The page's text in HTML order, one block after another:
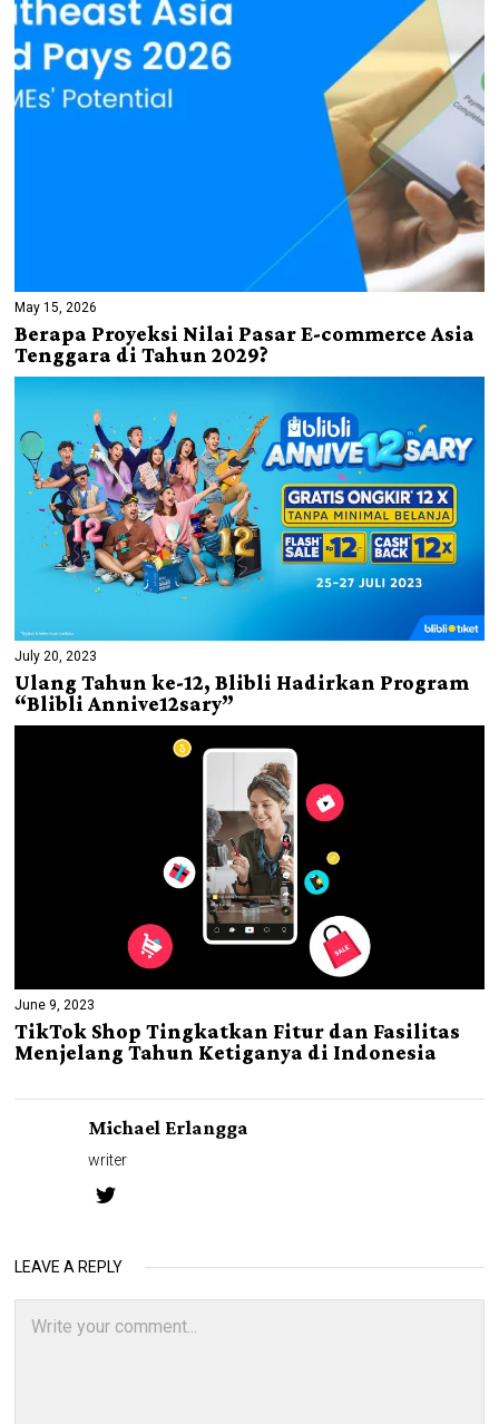
May 15, 2026
Berapa Proyeksi Nilai Pasar E-commerce Asia
Tenggara di Tahun 2029?
July 20, 2023
Ulang Tahun ke-12, Blibli Hadirkan Program
“Blibli Annive12sary”
June 9, 2023
TikTok Shop Tingkatkan Fitur dan Fasilitas
Menjelang Tahun Ketiganya di Indonesia
Michael Erlangga
writer
LEAVE A REPLY